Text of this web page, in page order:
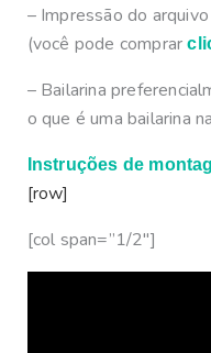
– Impressão do
(você pode comprar
– Bailarina
o que é uma bailarina
Instruções de
[row]
[col span=”1/2″]